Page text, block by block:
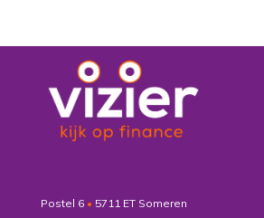
Postel 6 • 5711 ET Someren